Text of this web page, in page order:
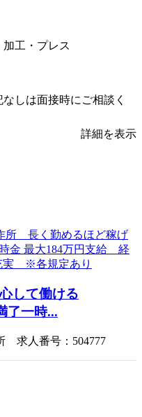
加工・プレス
しは面接時にご相談く
詳細を表示
して働ける
了一時...
求人番号：504777